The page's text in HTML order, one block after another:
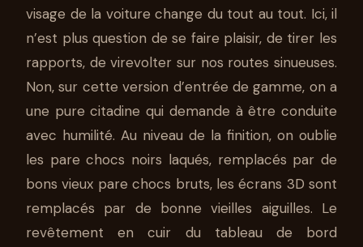
visage de la voiture change du tout au tout. Ici, il
n’est plus question de se faire plaisir, de tirer les
rapports, de virevolter sur nos routes sinueuses.
Non, sur cette version d’entrée de gamme, on a
une pure citadine qui demande à être conduite
avec humilité. Au niveau de la finition, on oublie
les pare chocs noirs laqués, remplacés par de
bons vieux pare chocs bruts, les écrans 3D sont
remplacés par de bonne vieilles aiguilles. Le
revêtement en cuir du tableau de bord